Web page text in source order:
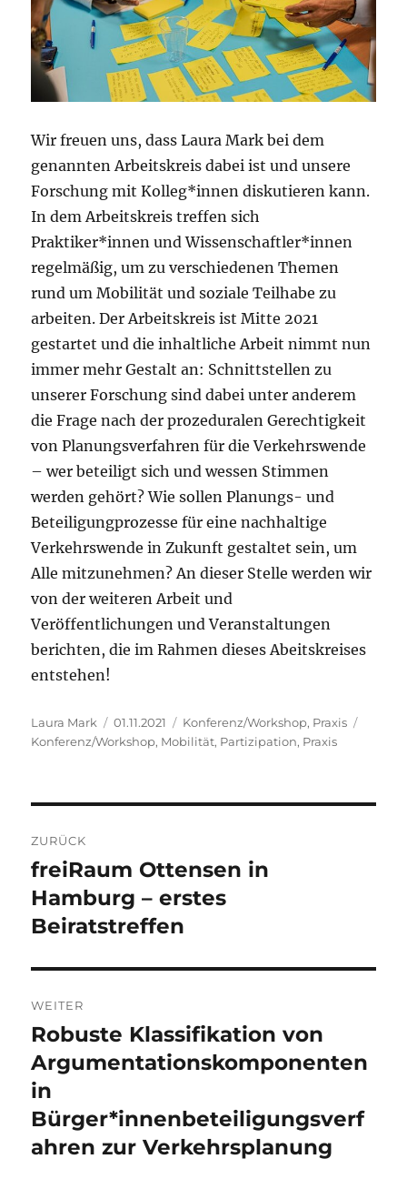
Wir freuen uns, dass Laura Mark bei dem
genannten Arbeitskreis dabei ist und unsere
Forschung mit Kolleg*innen diskutieren kann.
In dem Arbeitskreis treffen sich
Praktiker*innen und Wissenschaftler*innen
regelmäßig, um zu verschiedenen Themen
rund um Mobilität und soziale Teilhabe zu
arbeiten. Der Arbeitskreis ist Mitte 2021
gestartet und die inhaltliche Arbeit nimmt nun
immer mehr Gestalt an: Schnittstellen zu
unserer Forschung sind dabei unter anderem
die Frage nach der prozeduralen Gerechtigkeit
von Planungsverfahren für die Verkehrswende
– wer beteiligt sich und wessen Stimmen
werden gehört? Wie sollen Planungs- und
Beteiligungprozesse für eine nachhaltige
Verkehrswende in Zukunft gestaltet sein, um
Alle mitzunehmen? An dieser Stelle werden wir
von der weiteren Arbeit und
Veröffentlichungen und Veranstaltungen
berichten, die im Rahmen dieses Abeitskreises
entstehen!
Autor
Laura Mark
Veröffentlicht
am
01.11.2021 Kategorien
Konferenz/Workshop, Praxis
Konferenz/Workshop, Mobilität, Partizipation, Praxis
ZURÜCK
Vorheriger
Beitrag:
freiRaum Ottensen in
Hamburg – erstes
Beiratstreffen
WEITER
Nächster
Beitrag:
Robuste Klassifikation von
Argumentationskomponenten
in
Bürger*innenbeteiligungsverf
ahren zur Verkehrsplanung